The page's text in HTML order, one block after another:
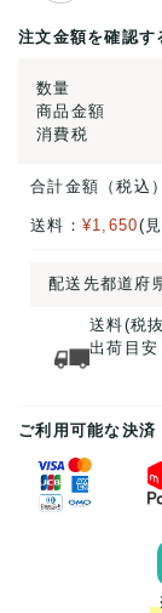
注文金額を確認す
数量
商品金額
消費税
合計金額（税込）
送料： ¥1,650(
配送先都道府
送料(税
出荷目安
ご利用可能な決済